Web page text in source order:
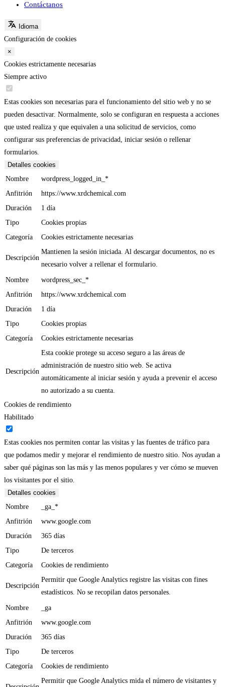
Contáctanos
Idioma
Configuración de cookies
×
Cookies estrictamente necesarias
Siempre activo
Estas cookies son necesarias para el funcionamiento del sitio web y no se
pueden desactivar. Normalmente, solo se configuran en respuesta a acciones
que usted realiza y que equivalen a una solicitud de servicios, como
configurar sus preferencias de privacidad, iniciar sesión o rellenar
formularios.
Detalles cookies
Nombre
wordpress_logged_in_*
Anfitrión
https://www.xrdchemical.com
Duración
1 día
Tipo
Cookies propias
Categoría
Cookies estrictamente necesarias
Descripción
Mantienen la sesión iniciada. Al descargar documentos, no es
necesario volver a rellenar el formulario.
Nombre
wordpress_sec_*
Anfitrión
https://www.xrdchemical.com
Duración
1 día
Tipo
Cookies propias
Categoría
Cookies estrictamente necesarias
Descripción
Esta cookie protege su acceso seguro a las áreas de
administración de nuestro sitio web. Se activa
automáticamente al iniciar sesión y ayuda a prevenir el acceso
no autorizado a su cuenta.
Cookies de rendimiento
Habilitado
Estas cookies nos permiten contar las visitas y las fuentes de tráfico para
que podamos medir y mejorar el rendimiento de nuestro sitio. Nos ayudan a
saber qué páginas son las más y las menos populares y ver cómo se mueven
los visitantes por el sitio.
Detalles cookies
Nombre
_ga_*
Anfitrión
www.google.com
Duración
365 días
Tipo
De terceros
Categoría
Cookies de rendimiento
Descripción
Permitir que Google Analytics registre las visitas con fines
estadísticos. No se recopilan datos personales.
Nombre
_ga
Anfitrión
www.google.com
Duración
365 días
Tipo
De terceros
Categoría
Cookies de rendimiento
Permitir que Google Analytics mida el número de visitantes y